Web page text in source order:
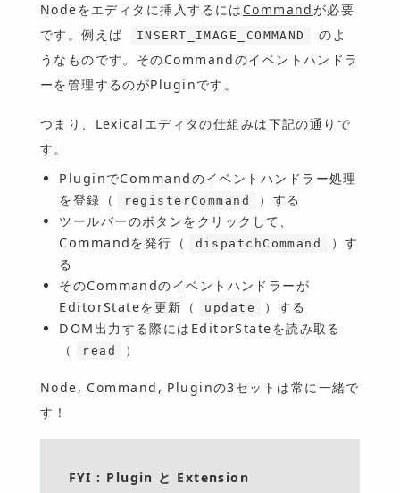
Nodeをエディタに挿入するには Commandが必要
です。例えば
INSERT_IMAGE_COMMAND
のよ
うなものです。そのCommandのイベントハンドラ
ーを管理するのがPluginです。
つまり、Lexicalエディタの仕組みは下記の通りで
す。
PluginでCommandのイベントハンドラー処理
を登録（
registerCommand
）する
ツールバーのボタンをクリックして、
Commandを発行（
dispatchCommand
）す
る
そのCommandのイベントハンドラーが
EditorStateを更新（
update
）する
DOM出力する際にはEditorStateを読み取る
（
read ）
Node, Command, Pluginの3セットは常に一緒で
す！
FYI : Plugin と Extension